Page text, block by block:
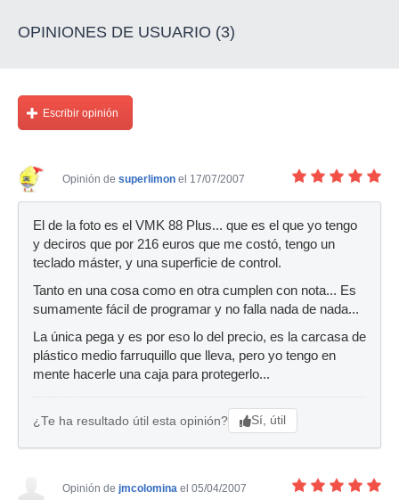
OPINIONES DE USUARIO (3)
Escribir opinión
Opinión de superlimon el 17/07/2007
El de la foto es el VMK 88 Plus... que es el que yo tengo
y deciros que por 216 euros que me costó, tengo un
teclado máster, y una superficie de control.
Tanto en una cosa como en otra cumplen con nota... Es
sumamente fácil de programar y no falla nada de nada...
La única pega y es por eso lo del precio, es la carcasa de
plástico medio farruquillo que lleva, pero yo tengo en
mente hacerle una caja para protegerlo...
¿Te ha resultado útil esta opinión? Sí, útil
Opinión de jmcolomina el 05/04/2007